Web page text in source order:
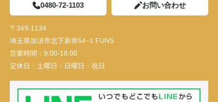
0480-72-1103 お問い合わせ
〒349-1134
埼玉県加須市北下新井54−1 FUNS
営業時間： 9:00-18:00
定休日： 土曜日・日曜日・祝日